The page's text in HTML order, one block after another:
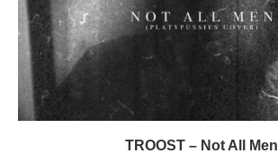
TROOST – Not All Men